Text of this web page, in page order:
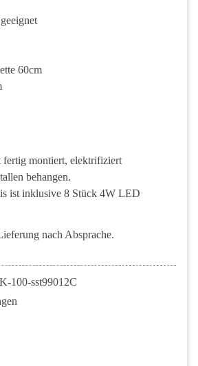
60cm
montiert, elektrifiziert
behangen.
ist inklusive 8 Stück 4W LED
nach Absprache.
100-sst99012C